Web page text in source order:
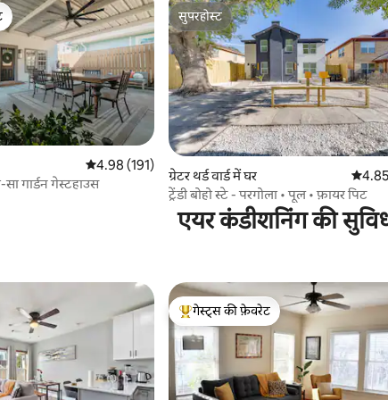
औसत रेटिंग 5 में से 4.98, 191 समीक्षाएँ
4.98 (191)
गार्डन गेस्टहाउस
सुपरहोस्ट
सुपरहोस्ट
ग्रेटर थर्ड वार्ड में घर औसत
ट्रेंडी बोहो स्टे - परगोला • पूल • फ़ायर पिट
एयर कंडीशनिंग की
गेस्ट्स का टॉप फ़ेवरेट
गेस्ट्स की फ़ेवरेट